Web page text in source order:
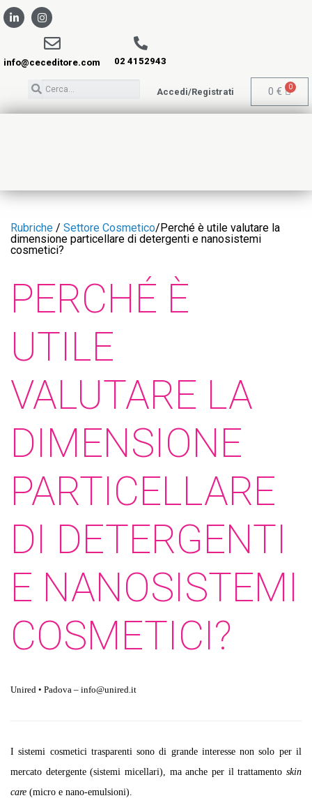
info@ceceditore.com 02 4152943
Accedi/Registrati 0 €
Rubriche / Settore Cosmetico/Perché è utile valutare la
dimensione particellare di detergenti e nanosistemi
cosmetici?
PERCHÉ È
UTILE
VALUTARE LA
DIMENSIONE
PARTICELLARE
DI DETERGENTI
E NANOSISTEMI
COSMETICI?
Unired • Padova – info@unired.it
I sistemi cosmetici trasparenti sono di grande interesse non solo per il
mercato detergente (sistemi micellari), ma anche per il trattamento skin
care (micro e nano-emulsioni).